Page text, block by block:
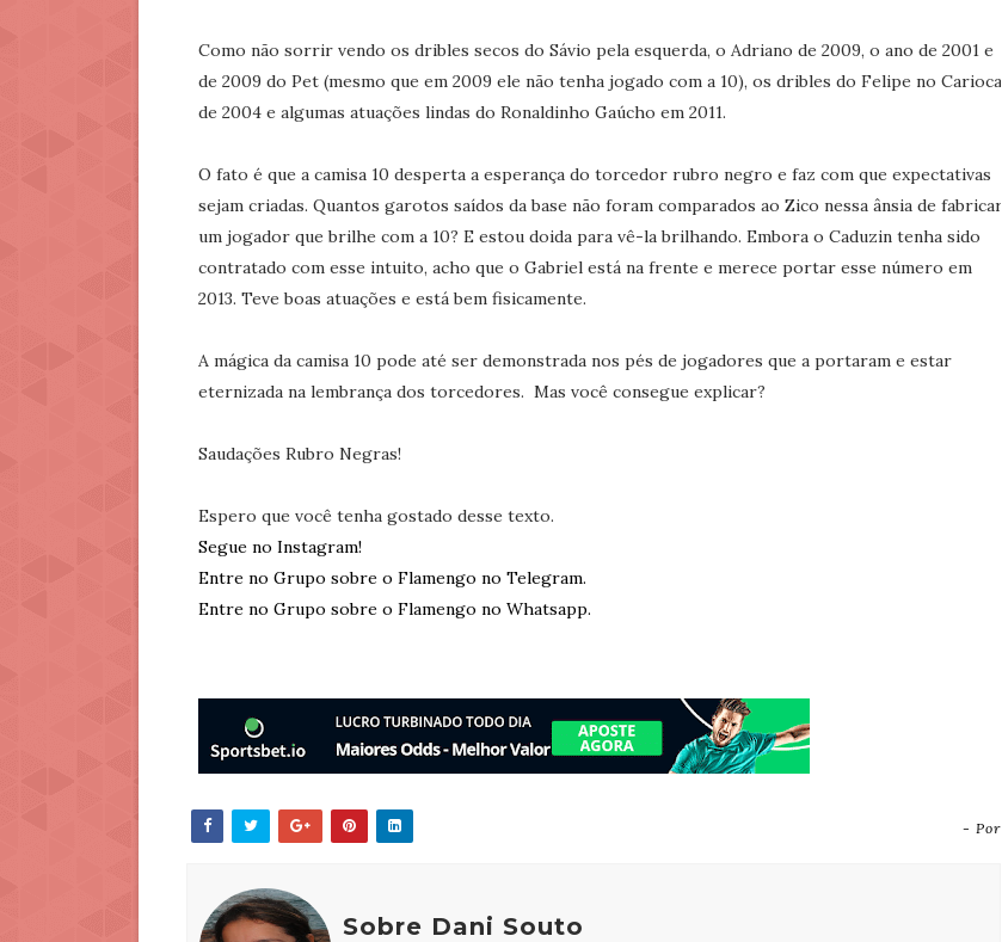
Como não sorrir vendo os dribles secos do Sávio pela esquerda, o Adriano de 2009, o ano de 2001 e
de 2009 do Pet (mesmo que em 2009 ele não tenha jogado com a 10), os dribles do Felipe no Carioca
de 2004 e algumas atuações lindas do Ronaldinho Gaúcho em 2011.
O fato é que a camisa 10 desperta a esperança do torcedor rubro negro e faz com que expectativas
sejam criadas. Quantos garotos saídos da base não foram comparados ao Zico nessa ânsia de fabricar
um jogador que brilhe com a 10? E estou doida para vê-la brilhando. Embora o Caduzin tenha sido
contratado com esse intuito, acho que o Gabriel está na frente e merece portar esse número em
2013. Teve boas atuações e está bem fisicamente.
A mágica da camisa 10 pode até ser demonstrada nos pés de jogadores que a portaram e estar
eternizada na lembrança dos torcedores. Mas você consegue explicar?
Saudações Rubro Negras!
Espero que você tenha gostado desse texto.
Segue no Instagram!
Entre no Grupo sobre o Flamengo no Telegram.
Entre no Grupo sobre o Flamengo no Whatsapp.
- Por
Sobre Dani Souto